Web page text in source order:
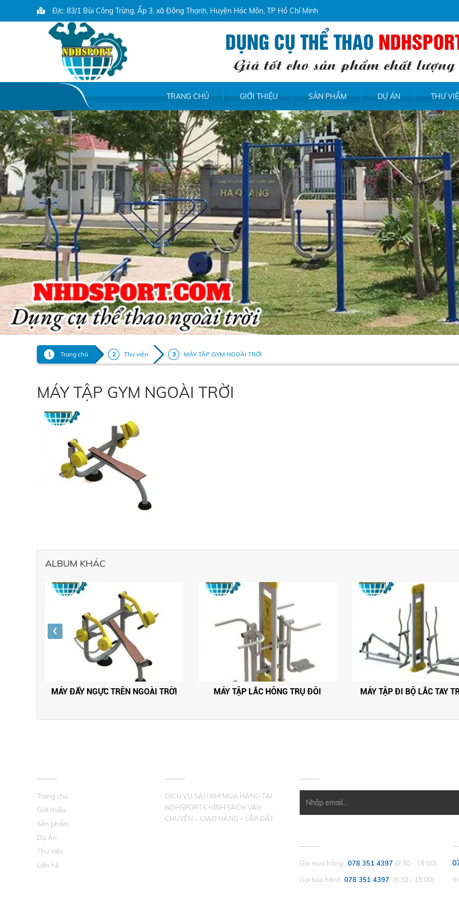
Đ/c: 83/1 Bùi Công Trừng, Ấp 3, xã Đông Thạnh, Huyện Hóc Môn, TP Hồ Chí Minh
DỤNG CỤ THỂ THAO
Giá tốt cho sản phẩm chất lượng
TRANG CHỦ GIỚI THIỆU SẢN PHẨM DỰ ÁN THƯ
/home/ndhsport/domains/ndhsport.com/public_html/backend/web/uploads/images/bannerhp-1%20(2).jpg doesn't exist File
ndhsport/domains/ndhsport.com/public_html/backend/web/uploads/images/bannerhp-1%20(2).jpg doesn't exist
Trang chủ Thư viện MÁY TẬP GYM NGOÀI TRỜI
MÁY TẬP GYM NGOÀI TRỜI
ALBUM KHÁC
MÁY ĐẨY NGỰC TRÊN NGOÀI TRỜI MÁY TẬP LẮC HÔNG TRỤ ĐÔI MÁY TẬP ĐI BỘ LẮC TAY
‹
Trang chủ
Giới thiệu
Sản phẩm
Dự Án
Thư viện
Liên hệ
DỊCH VỤ SAU KHI MUA HÀNG TẠI
NDHSPORT!CHÍNH SÁCH VẬN
CHUYỂN – GIAO HÀNG – LẮP ĐẶT
Gọi mua hàng: 078 351 4397 (8:30 - 18:00)
Gọi bảo hành: 078 351 4397 (8:30 - 18:00)